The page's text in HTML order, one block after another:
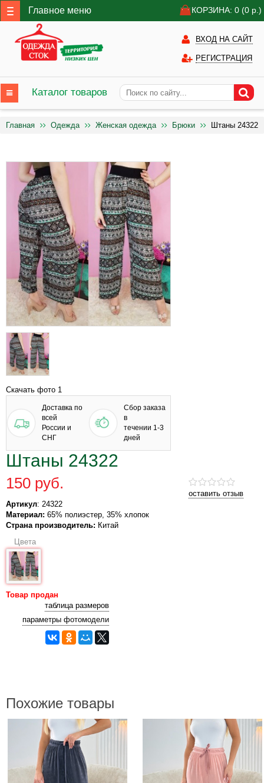
Главное меню КОРЗИНА: 0 (0 р.)
ВХОД НА САЙТ
РЕГИСТРАЦИЯ
Каталог товаров
Главная Одежда Женская одежда Брюки Штаны 24322
Скачать фото 1
Доставка по
всей
России и
СНГ
Сбор заказа
в
течении 1-3
дней
Штаны 24322
оставить отзыв
150 руб.
Артикул: 24322
Материал: 65% полиэстер, 35% хлопок
Страна производитель: Китай
Цвета
Товар продан
таблица размеров
параметры фотомодели
Похожие товары